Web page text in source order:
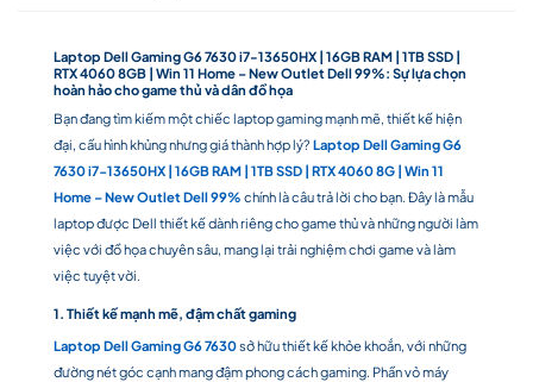
Laptop Dell Gaming G6 7630 i7-13650HX | 16GB RAM | 1TB SSD |
RTX 4060 8GB | Win 11 Home – New Outlet Dell 99%: Sự lựa chọn
hoàn hảo cho game thủ và dân đồ họa
Bạn đang tìm kiếm một chiếc laptop gaming mạnh mẽ, thiết kế hiện
đại, cấu hình khủng nhưng giá thành hợp lý? Laptop Dell Gaming G6
7630 i7-13650HX | 16GB RAM | 1TB SSD | RTX 4060 8G | Win 11
Home – New Outlet Dell 99% chính là câu trả lời cho bạn. Đây là mẫu
laptop được Dell thiết kế dành riêng cho game thủ và những người làm
việc với đồ họa chuyên sâu, mang lại trải nghiệm chơi game và làm
việc tuyệt vời.
1. Thiết kế mạnh mẽ, đậm chất gaming
Laptop Dell Gaming G6 7630sở hữu thiết kế khỏe khoắn, với những
đường nét góc cạnh mang đậm phong cách gaming. Phần vỏ máy